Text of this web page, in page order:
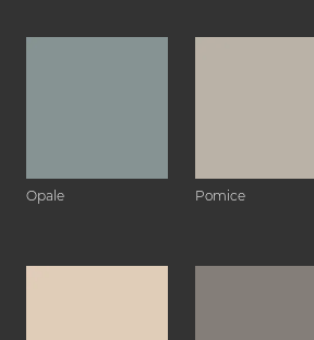
Opale Pomice